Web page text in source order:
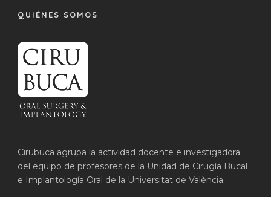
QUIÉNES SOMOS
Cirubuca agrupa la actividad docente e investigadora
del equipo de profesores de la Unidad de Cirugía Bucal
e Implantología Oral de la Universitat de València.